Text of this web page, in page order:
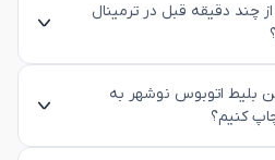
چند دقیقه قبل در ترمینال
بلیط اتوبوس نوشهر به
کنیم؟